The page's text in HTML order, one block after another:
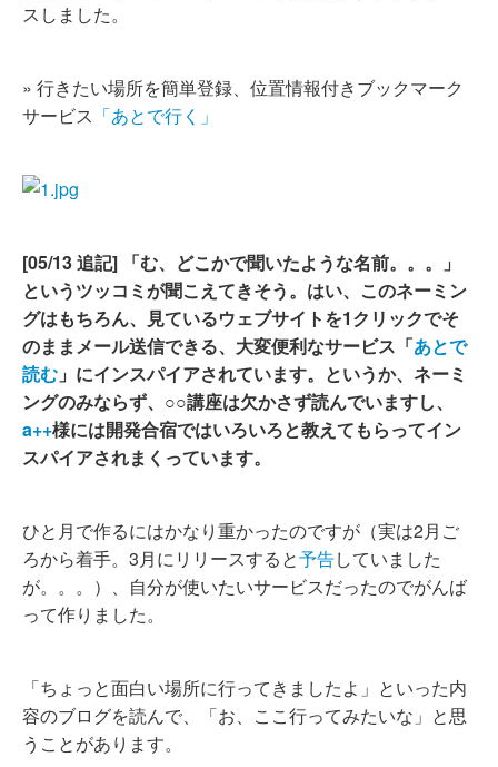
スしました。
» 行きたい場所を簡単登録、位置情報付きブックマーク
サービス 「あとで行く」
[05/13 追記] 「む、どこかで聞いたような名前。。。」
というツッコミが聞こえてきそう。はい、このネーミン
グはもちろん、見ているウェブサイトを1クリックでそ
のままメール送信できる、大変便利なサービス「あとで
読む 」にインスパイアされています。というか、ネーミ
ングのみならず、○○講座は欠かさず読んでいますし、
a++様には開発合宿ではいろいろと教えてもらってイン
スパイアされまくっています。
ひと月で作るにはかなり重かったのですが（実は2月ご
ろから着手。3月にリリースすると予告していました
が。。。）、自分が使いたいサービスだったのでがんば
って作りました。
「ちょっと面白い場所に行ってきましたよ」といった内
容のブログを読んで、「お、ここ行ってみたいな」と思
うことがあります。